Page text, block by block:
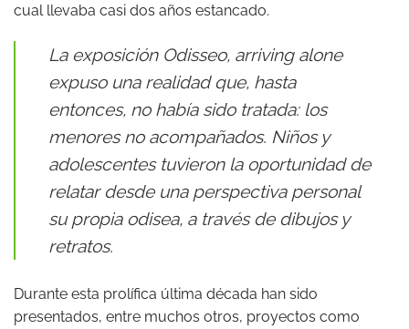
cual llevaba casi dos años estancado.
La exposición Odisseo, arriving alone
expuso una realidad que, hasta
entonces, no había sido tratada: los
menores no acompañados. Niños y
adolescentes tuvieron la oportunidad de
relatar desde una perspectiva personal
su propia odisea, a través de dibujos y
retratos.
Durante esta prolífica última década han sido
presentados, entre muchos otros, proyectos como